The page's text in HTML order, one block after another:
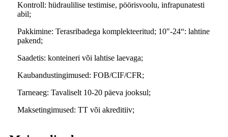
Kontroll: hüdraulilise testimise, pöörisvoolu, infrapunatesti
abil;
Pakkimine: Terasribadega komplekteeritud; 10"-24“: lahtine
pakend;
Saadetis: konteineri või lahtise laevaga;
Kaubandustingimused: FOB/CIF/CFR;
Tarneaeg: Tavaliselt 10-20 päeva jooksul;
Maksetingimused: TT või akreditiiv;